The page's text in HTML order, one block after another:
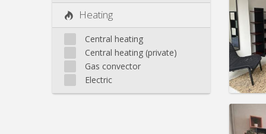
Heating
Central heating
Central heating (private)
Gas convector
Electric
Rent: